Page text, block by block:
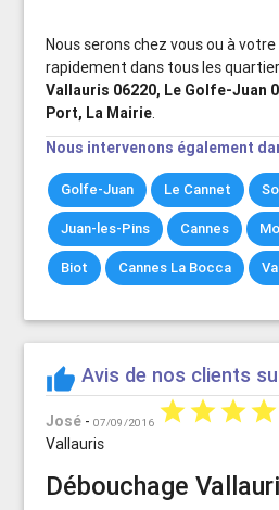
Nous serons chez vous ou à
rapidement dans tous les
Vallauris 06220, Le Golfe-Juan
Port, La Mairie.
Nous intervenons également
Golfe-Juan Le Cannet
Juan-les-Pins Cannes
Biot Cannes La Bocca
thumb_up Avis de nos clients
Pascal
José -07/09/2016 starstarstarstar
Vallauris
Débouchage